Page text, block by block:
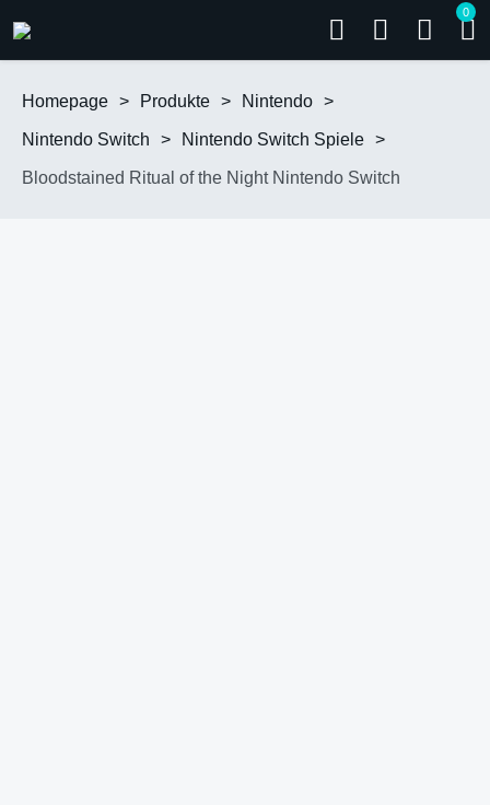
0
Homepage > Produkte > Nintendo >
Nintendo Switch > Nintendo Switch Spiele >
Bloodstained Ritual of the Night Nintendo Switch